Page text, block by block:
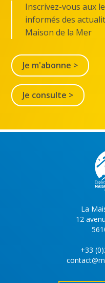
Inscrivez-vous aux
informés des
Maison de la Mer
Je m'abonne >
Je consulte >
La
12
+33